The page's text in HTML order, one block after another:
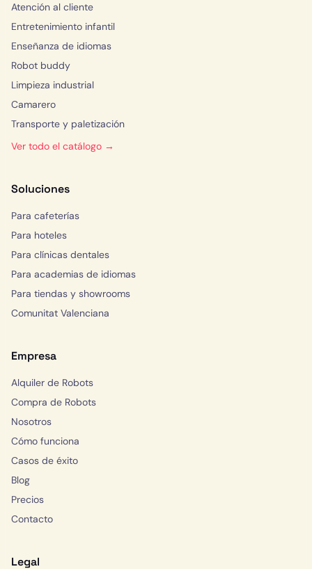
Atención al cliente
Entretenimiento infantil
Enseñanza de idiomas
Robot buddy
Limpieza industrial
Camarero
Transporte y paletización
Ver todo el catálogo →
Soluciones
Para cafeterías
Para hoteles
Para clínicas dentales
Para academias de idiomas
Para tiendas y showrooms
Comunitat Valenciana
Empresa
Alquiler de Robots
Compra de Robots
Nosotros
Cómo funciona
Casos de éxito
Blog
Precios
Contacto
Legal